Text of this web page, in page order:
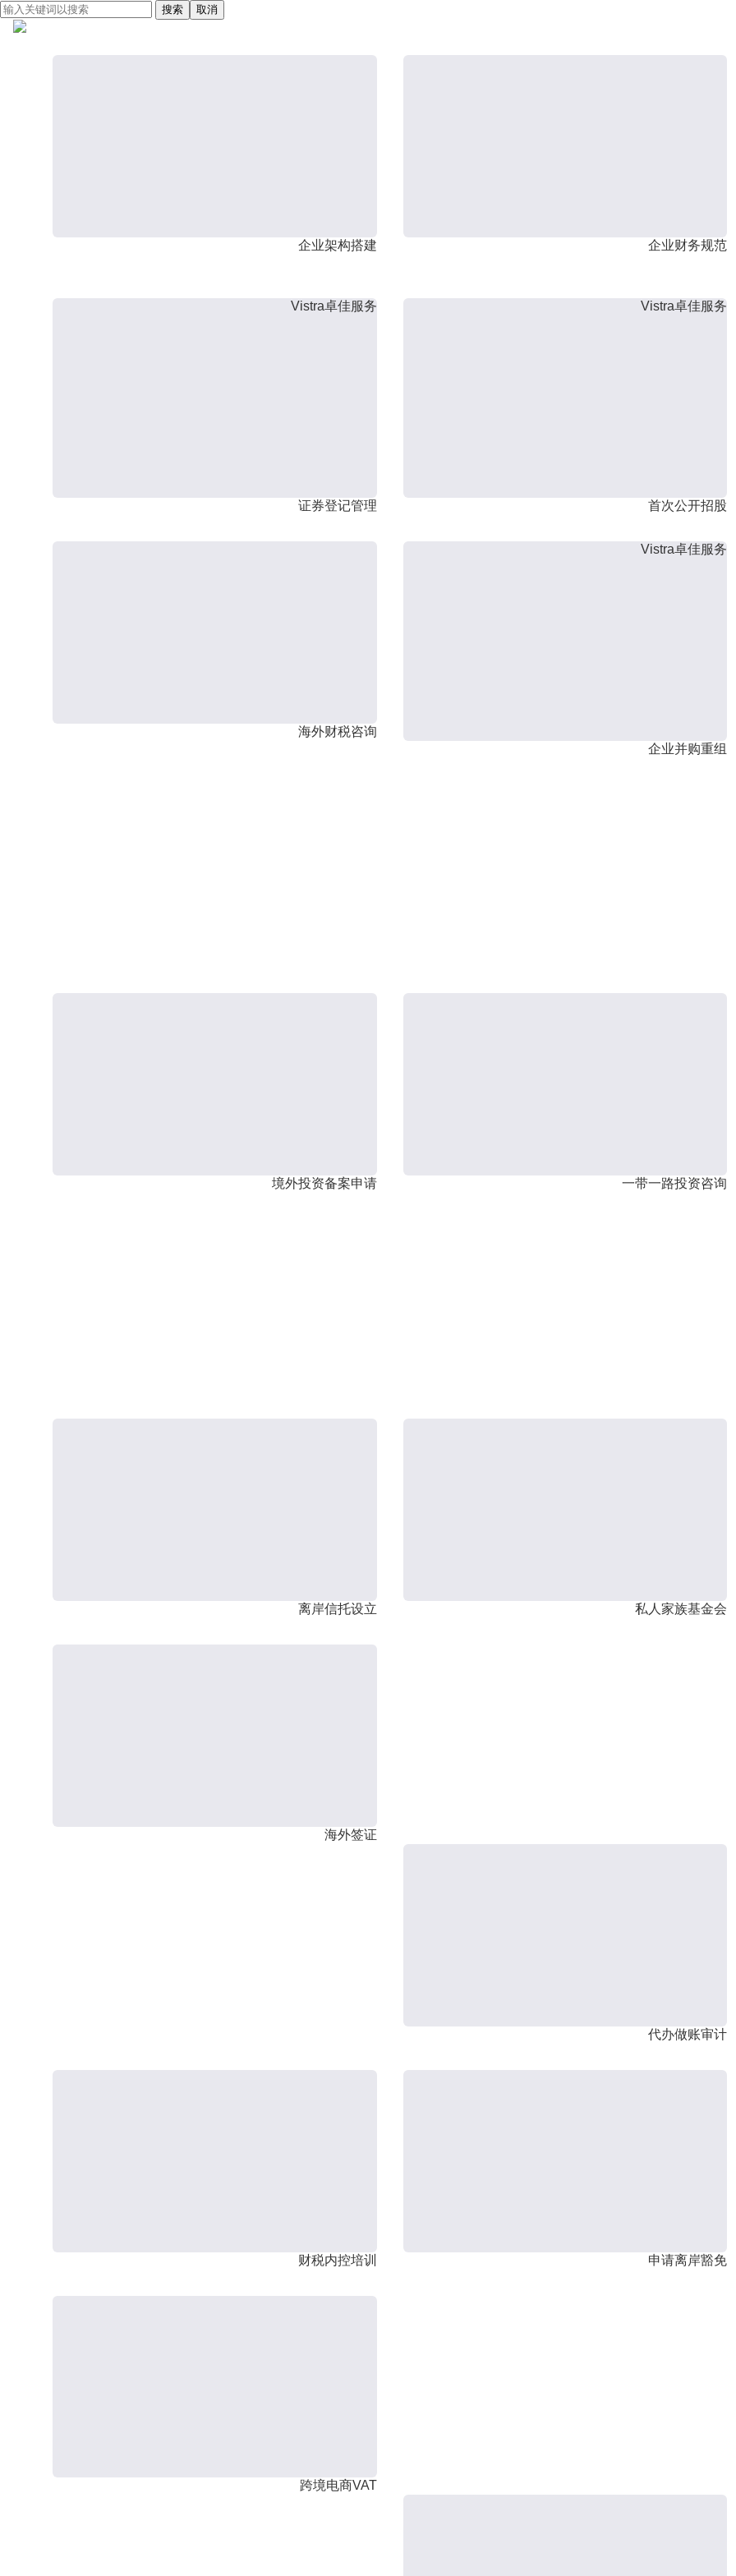
搜索 取消
企业架构搭建 企业财务规范
Vistra卓佳服务
证券登记管理
Vistra卓佳服务
首次公开招股
海外财税咨询
Vistra卓佳服务
企业并购重组
境外投资备案申请 一带一路投资咨询
离岸信托设立 私人家族基金会
海外签证
代办做账审计
财税内控培训 申请离岸豁免
跨境电商VAT